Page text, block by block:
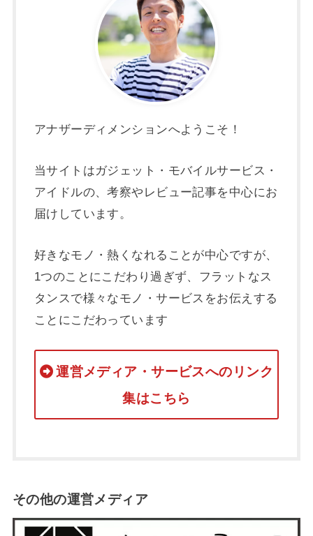
アナザーディメンションへようこそ！
当サイトはガジェット・モバイルサービス・
アイドルの、考察やレビュー記事を中心にお
届けしています。
好きなモノ・熱くなれることが中心ですが、
1つのことにこだわり過ぎず、フラットなス
タンスで様々なモノ・サービスをお伝えする
ことにこだわっています
運営メディア・サービスへのリンク
集はこちら
その他の運営メディア